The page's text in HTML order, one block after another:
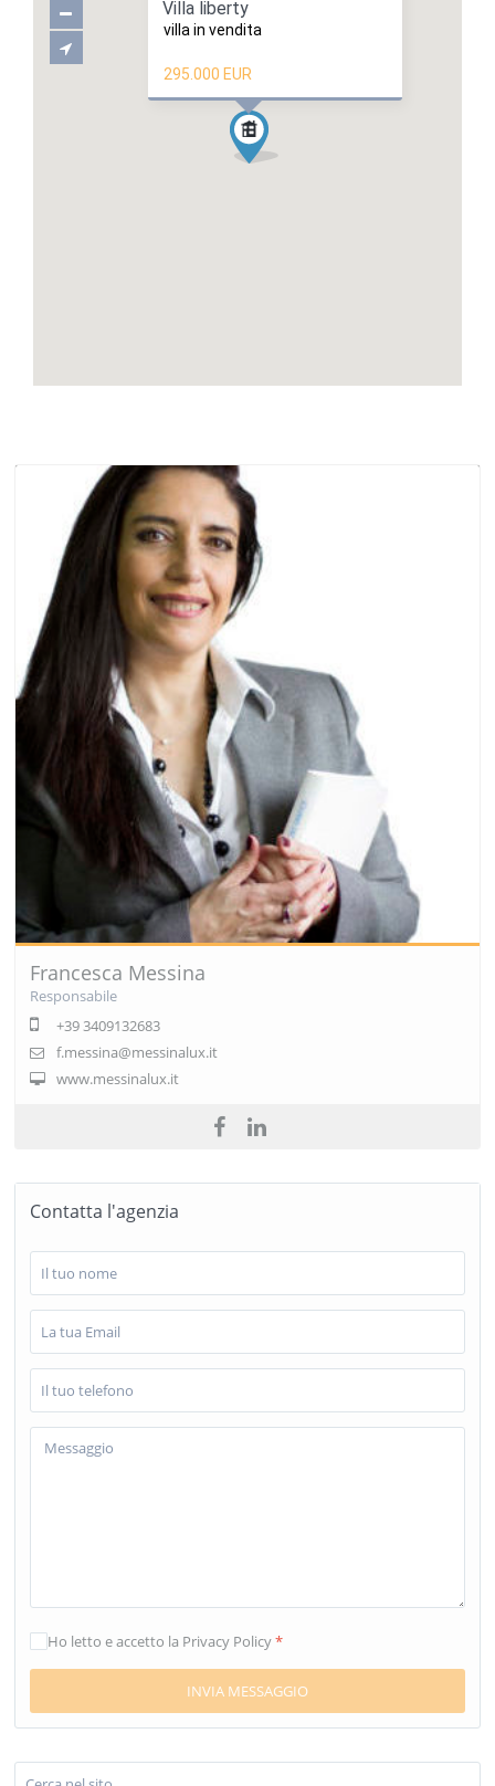
Villa liberty
villa in vendita
295.000 EUR
Francesca Messina
Responsabile
+39 3409132683
f.messina@messinalux.it
www.messinalux.it
Contatta l'agenzia
Ho letto e accetto la Privacy Policy*